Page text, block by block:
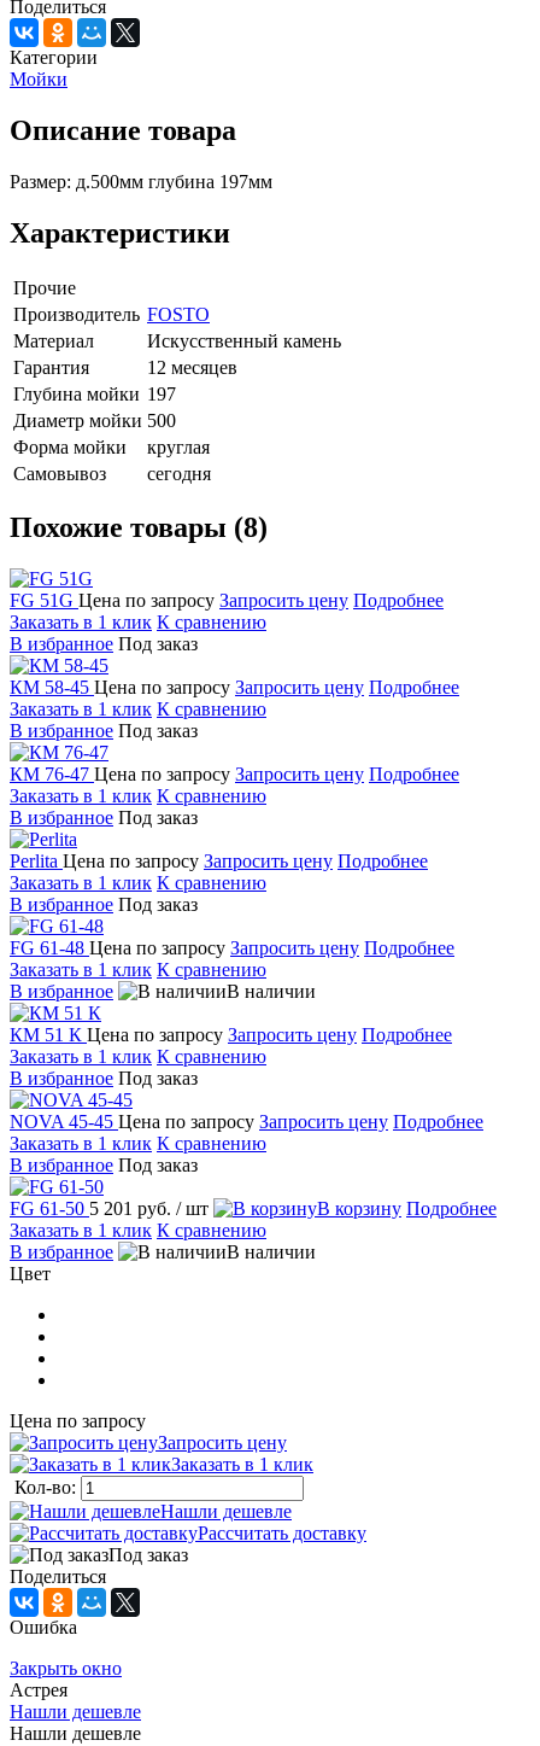
Поделиться
Категории
Мойки
Описание товара
Размер: д.500мм глубина 197мм
Характеристики
Прочие
Производитель FOSTO
Материал
Искусственный камень
Гарантия
12 месяцев
Глубина мойки 197
Диаметр мойки 500
Форма мойки
круглая
Самовывоз
сегодня
Похожие товары (8)
FG 51G Цена по запросу Запросить цену Подробнее
Заказать в 1 клик К сравнению
В избранное Под заказ
КМ 58-45 Цена по запросу Запросить цену Подробнее
Заказать в 1 клик К сравнению
В избранное Под заказ
КМ 76-47 Цена по запросу Запросить цену Подробнее
Заказать в 1 клик К сравнению
В избранное Под заказ
Perlita Цена по запросу Запросить цену Подробнее
Заказать в 1 клик К сравнению
В избранное Под заказ
FG 61-48 Цена по запросу Запросить цену Подробнее
Заказать в 1 клик К сравнению
В избранное
В наличии
КМ 51 К Цена по запросу Запросить цену Подробнее
Заказать в 1 клик К сравнению
В избранное Под заказ
NOVA 45-45 Цена по запросу Запросить цену Подробнее
Заказать в 1 клик К сравнению
В избранное Под заказ
FG 61-50 5 201 руб. / шт В корзину Подробнее
Заказать в 1 клик К сравнению
В избранное
В наличии
Цвет
Цена по запросу
Запросить цену
Заказать в 1 клик
Кол-во:
Нашли дешевле
Рассчитать доставку
Под заказ
Поделиться
Ошибка
Закрыть окно
Астрея
Нашли дешевле
Нашли дешевле